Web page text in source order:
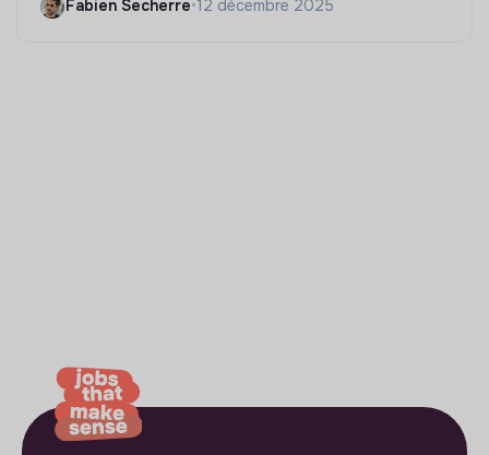
Fabien Secherre•12 décembre 2025